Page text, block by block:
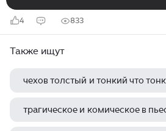
4 833
Также ищут